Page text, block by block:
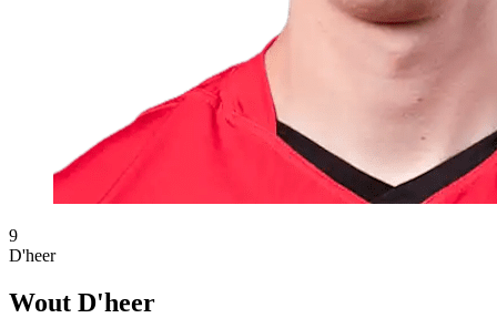
9
D'heer
Wout D'heer